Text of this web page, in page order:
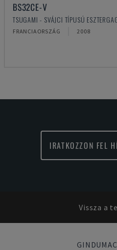
BS32CE-V
TSUGAMI - SVÁJCI TÍPUSÚ
FRANCIAORSZÁG 2008
IRATKOZZON FEL
Vissza a